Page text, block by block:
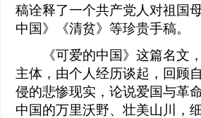
稿诠释了一个共产党人对祖国
中国》《清贫》等珍贵手稿。
《可爱的中国》这篇名文，
主体，由个人经历谈起，回顾
侵的悲惨现实，论说爱国与革
中国的万里沃野、壮美山川，